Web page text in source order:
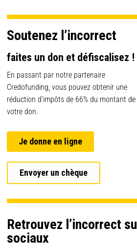
Soutenez l’incorrect
faites un don et défiscalisez !
En passant par notre partenaire
Credofunding, vous pouvez obtenir une
réduction d’impôts de 66% du montant de
votre don.
Je donne en ligne
Envoyer un chèque
Retrouvez l’incorrect
sociaux